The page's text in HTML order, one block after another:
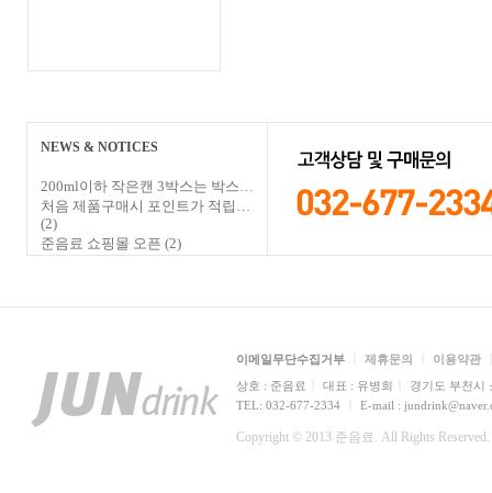
NEWS & NOTICES
200ml이하 작은캔 3박스는 박스…
처음 제품구매시 포인트가 적립…
(2)
준음료 쇼핑몰 오픈 (2)
이메일무단수집거부 제휴문의 이용약관
상호 : 준음료 대표 : 유병희
경기도 부천시
TEL: 032-677-2334
E-mail :
Copyright © 2013 준음료. All Rights Reserved.